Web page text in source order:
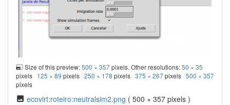
Size of this preview:500 × 357pixels. Other resolutions:50 × 35
pixels 125 × 89 pixels 250 × 178 pixels 375 × 267pixels 500 × 357
pixels
ecovirt:roteiro:neutralsim2.png ( 500 × 357 pixels )